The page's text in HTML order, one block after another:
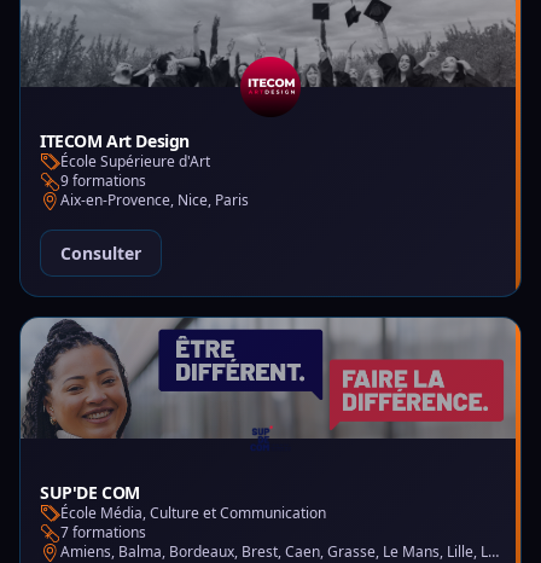
ITECOM Art Design
École Supérieure d'Art
9 formations
Aix-en-Provence, Nice, Paris
Consulter
SUP'DE COM
École Média, Culture et Communication
7 formations
Amiens, Balma, Bordeaux, Brest, Caen, Grasse, Le Mans, Lille, Lyon, Montpellier, Nantes, Nice, Paris, Saint-Martin-d'Hères